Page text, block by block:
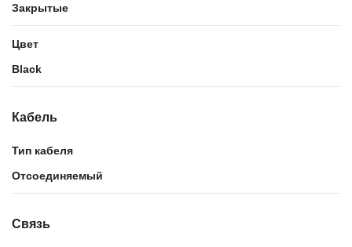
Закрытые
Цвет
Black
Кабель
Тип кабеля
Отсоединяемый
Связь